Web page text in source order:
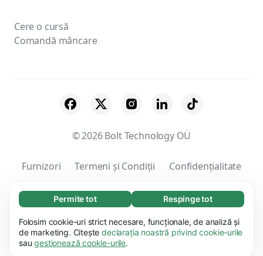
Necesare (65)
Modulele cookie necesare contribuie la
funcționalitatea site-ului nostru, permițând
desfășurarea unor procese de bază, cum ar fi
Aflați mai multe
Permite tot Respinge tot
Folosim cookie-uri strict necesare, funcționale, de analiză și
de marketing. Citeștedeclarația noastră privind cookie-urile
saugestionează cookie-urile.
Cere o cursă
Comandă mâncare
© 2026 Bolt Technology OÜ
Furnizori Termeni și Condiții Confidențialitate
Cookie-uri Securitate